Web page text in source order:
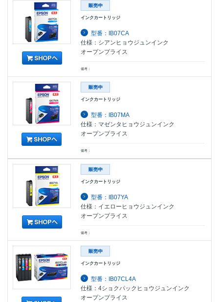
インクカートリッジ
型番：IB07CA
仕様：シアンヒョウジュンインク
オープンプライス
備考：
インクカートリッジ
型番：IB07MA
仕様：マゼンタヒョウジュンインク
オープンプライス
備考：
インクカートリッジ
型番：IB07YA
仕様：イエローヒョウジュンインク
オープンプライス
備考：
インクカートリッジ
型番：IB07CL4A
仕様：4ショクパックヒョウジュンインク
オープンプライス